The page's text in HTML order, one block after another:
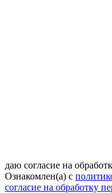
даю согласие на
Ознакомлен(а) с
согласие на обработку